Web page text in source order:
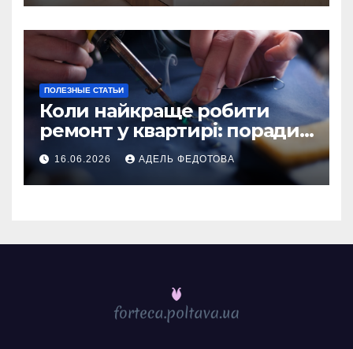
ПОЛЕЗНЫЕ СТАТЬИ
Коли найкраще робити
ремонт у квартирі: поради
та особливості 2026
16.06.2026 АДЕЛЬ ФЕДОТОВА